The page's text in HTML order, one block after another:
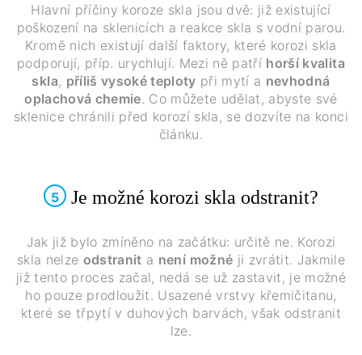
Hlavní příčiny koroze skla jsou dvě: již existující
poškození na sklenicích a reakce skla s vodní parou.
Kromě nich existují další faktory, které korozi skla
podporují, příp. urychlují. Mezi ně patří horší kvalita
skla, příliš vysoké teploty při mytí a nevhodná
oplachová chemie. Co můžete udělat, abyste své
sklenice chránili před korozí skla, se dozvíte na konci
článku.
5 Je možné korozi skla odstranit?
Jak již bylo zmíněno na začátku: určitě ne. Korozi
skla nelze odstranit a není možné ji zvrátit. Jakmile
již tento proces začal, nedá se už zastavit, je možné
ho pouze prodloužit. Usazené vrstvy křemičitanu,
které se třpytí v duhových barvách, však odstranit
lze.